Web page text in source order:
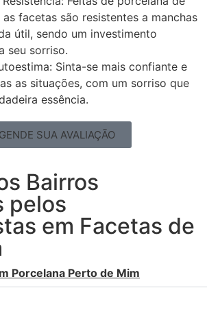
facetas são resistentes a manchas
útil, sendo um investimento
seu sorriso.
Sinta-se mais confiante e
as situações, com um sorriso que
essência.
SUA AVALIAÇÃO
Bairros
pelos
em Facetas de
Porcelana Perto de Mim